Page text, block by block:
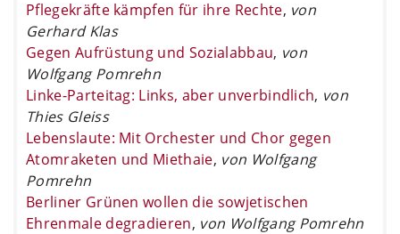
Pflegekräfte kämpfen für ihre Rechte, von
Gerhard Klas
Gegen Aufrüstung und Sozialabbau, von
Wolfgang Pomrehn
Linke-Parteitag: Links, aber unverbindlich, von
Thies Gleiss
Lebenslaute: Mit Orchester und Chor gegen
Atomraketen und Miethaie, von Wolfgang
Pomrehn
Berliner Grünen wollen die sowjetischen
Ehrenmale degradieren, von Wolfgang Pomrehn